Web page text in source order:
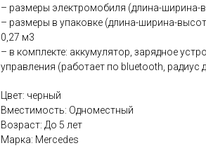
– размеры электромобиля (длина-ширина-
– размеры в упаковке (длина-ширина-
0,27 м3
– в комплекте: аккумулятор, зарядное
управления (работает по bluetooth, радиус
Цвет: черный
Вместимость: Одноместный
Возраст: До 5 лет
Марка: Mercedes